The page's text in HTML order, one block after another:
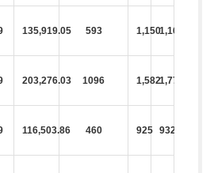
135,919.05 593 1,1501,168
203,276.03 1096 1,5821,777
116,503.86 460 925 932